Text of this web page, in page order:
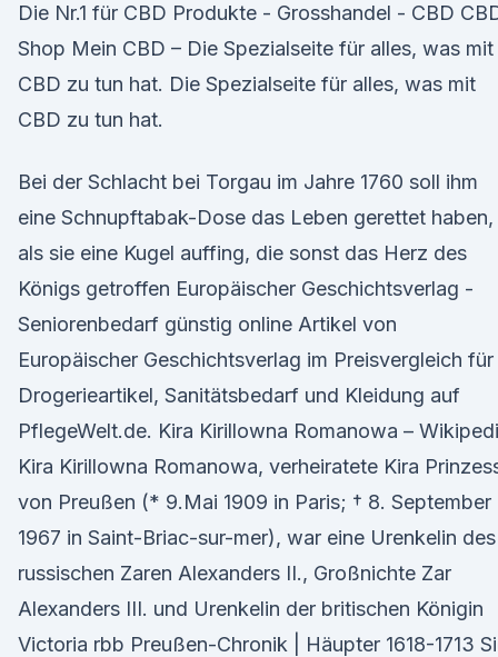
Die Nr.1 für CBD Produkte - Grosshandel - CBD
Shop Mein CBD – Die Spezialseite für alles, was mit
CBD zu tun hat. Die Spezialseite für alles, was mit
CBD zu tun hat.
Bei der Schlacht bei Torgau im Jahre 1760 soll ihm
eine Schnupftabak-Dose das Leben gerettet haben,
als sie eine Kugel auffing, die sonst das Herz des
Königs getroffen Europäischer Geschichtsverlag -
Seniorenbedarf günstig online Artikel von
Europäischer Geschichtsverlag im Preisvergleich für
Drogerieartikel, Sanitätsbedarf und Kleidung auf
PflegeWelt.de. Kira Kirillowna Romanowa –
Kira Kirillowna Romanowa, verheiratete Kira
von Preußen (* 9.Mai 1909 in Paris; † 8. September
1967 in Saint-Briac-sur-mer), war eine Urenkelin des
russischen Zaren Alexanders II., Großnichte Zar
Alexanders III. und Urenkelin der britischen Königin
Victoria rbb Preußen-Chronik | Häupter 1618-1713